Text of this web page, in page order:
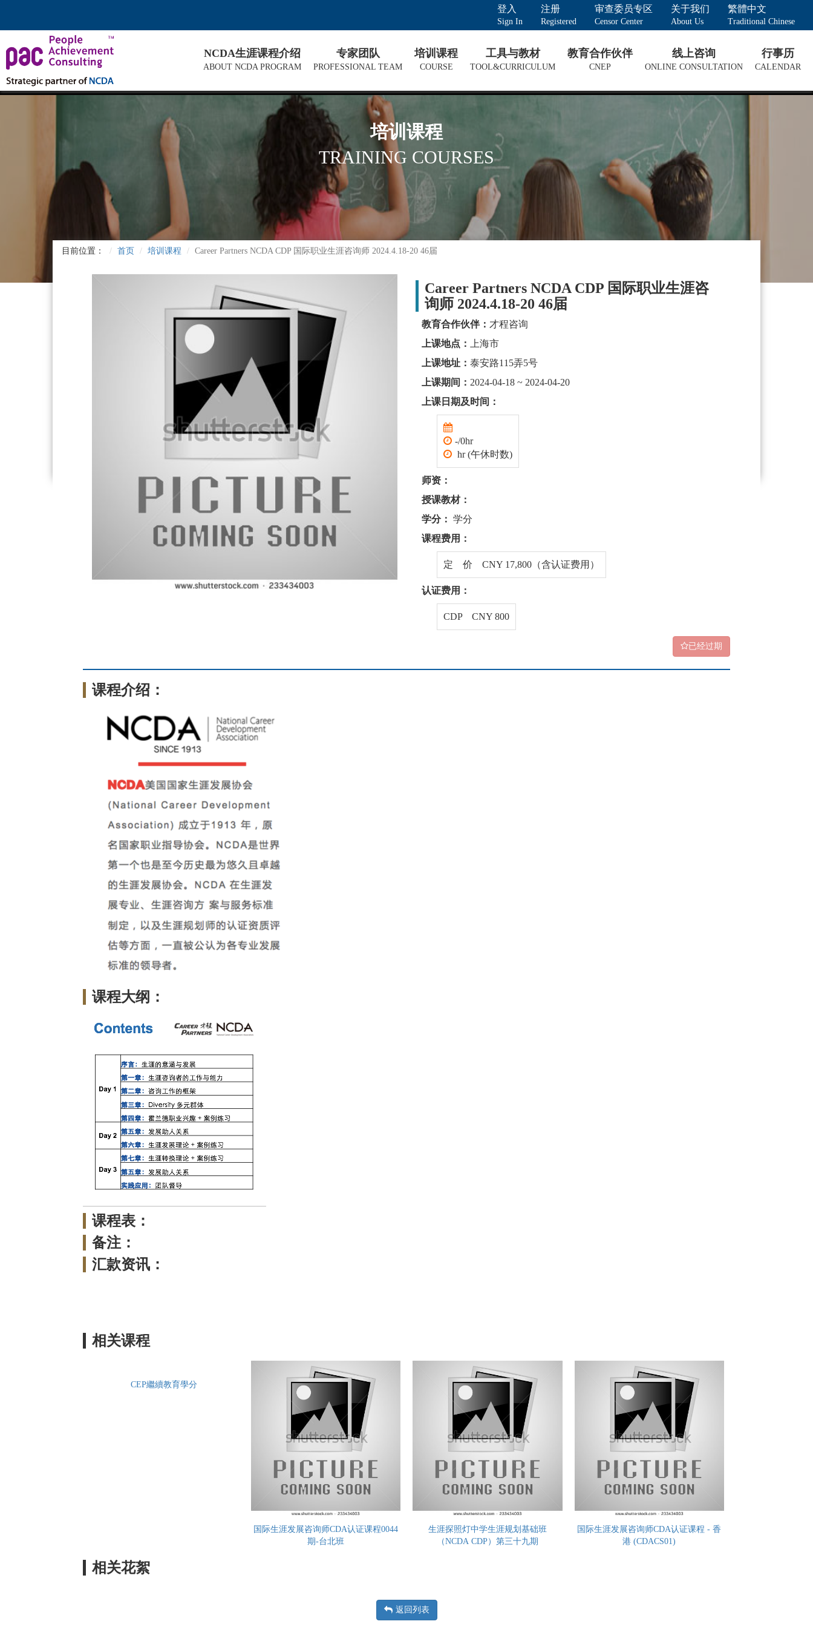
登入
Sign In
注册
Registered
审查委员专区
Censor Center
关于我们
About Us
繁體中文
Traditional Chinese
NCDA生涯课程介绍
ABOUT NCDA PROGRAM
专家团队
PROFESSIONAL TEAM
培训课程
COURSE
工具与教材
TOOL&CURRICULUM
教育合作伙伴
CNEP
线上咨询
ONLINE CONSULTATION
行事历
CALENDAR
培训课程
TRAINING COURSES
目前位置： 首页 培训课程 Career Partners NCDA CDP 国际职业生涯咨询师 2024.4.18-20 46届
Career Partners NCDA CDP 国际职业生涯咨
询师 2024.4.18-20 46届
教育合作伙伴： 才程咨询
上课地点：
上海市
上课地址： 泰安路115弄5号
上课期间： 2024-04-18 ~ 2024-04-20
上课日期及时间：
-/0hr
hr (午休时数)
师资：
授课教材：
学分： 学分
课程费用：
定 价 CNY 17,800（含认证费用）
认证费用：
CDP CNY 800
已经过期
课程介绍：
课程大纲：
课程表：
备注：
汇款资讯：
相关课程
CEP繼續教育學分
国际生涯发展咨询师CDA认证课程0044
期-台北班
生涯探照灯中学生涯规划基础班
（NCDA CDP）第三十九期
国际生涯发展咨询师CDA认证课程 - 香
港 (CDACS01)
相关花絮
返回列表